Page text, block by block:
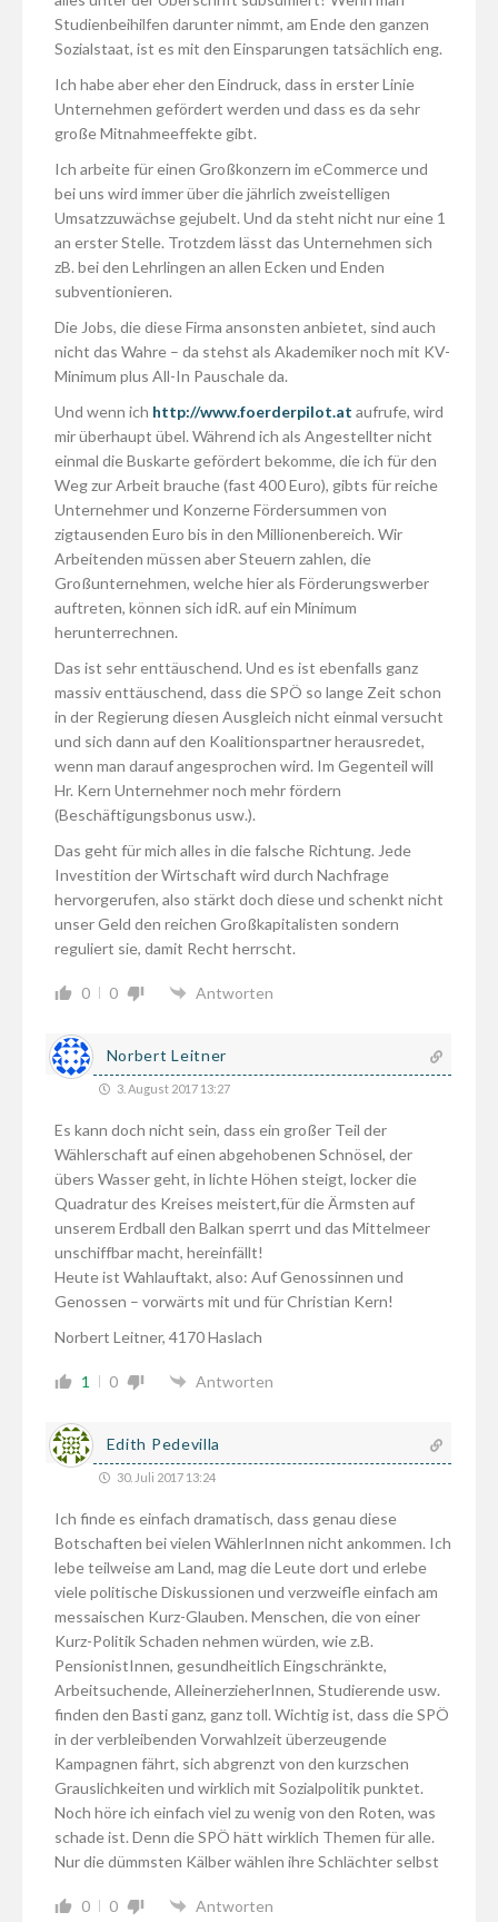
Studienbeihilfen darunter nimmt, am Ende den ganzen
Sozialstaat, ist es mit den Einsparungen tatsächlich eng.
Ich habe aber eher den Eindruck, dass in erster Linie
Unternehmen gefördert werden und dass es da sehr
große Mitnahmeeffekte gibt.
Ich arbeite für einen Großkonzern im eCommerce und
bei uns wird immer über die jährlich zweistelligen
Umsatzzuwächse gejubelt. Und da steht nicht nur eine 1
an erster Stelle. Trotzdem lässt das Unternehmen sich
zB. bei den Lehrlingen an allen Ecken und Enden
subventionieren.
Die Jobs, die diese Firma ansonsten anbietet, sind auch
nicht das Wahre – da stehst als Akademiker noch mit KV-
Minimum plus All-In Pauschale da.
Und wenn ich http://www.foerderpilot.at aufrufe, wird
mir überhaupt übel. Während ich als Angestellter nicht
einmal die Buskarte gefördert bekomme, die ich für den
Weg zur Arbeit brauche (fast 400 Euro), gibts für reiche
Unternehmer und Konzerne Fördersummen von
zigtausenden Euro bis in den Millionenbereich. Wir
Arbeitenden müssen aber Steuern zahlen, die
Großunternehmen, welche hier als Förderungswerber
auftreten, können sich idR. auf ein Minimum
herunterrechnen.
Das ist sehr enttäuschend. Und es ist ebenfalls ganz
massiv enttäuschend, dass die SPÖ so lange Zeit schon
in der Regierung diesen Ausgleich nicht einmal versucht
und sich dann auf den Koalitionspartner herausredet,
wenn man darauf angesprochen wird. Im Gegenteil will
Hr. Kern Unternehmer noch mehr fördern
(Beschäftigungsbonus usw.).
Das geht für mich alles in die falsche Richtung. Jede
Investition der Wirtschaft wird durch Nachfrage
hervorgerufen, also stärkt doch diese und schenkt nicht
unser Geld den reichen Großkapitalisten sondern
reguliert sie, damit Recht herrscht.
0 0 Antworten
Norbert Leitner
3. August 2017 13:27
Es kann doch nicht sein, dass ein großer Teil der
Wählerschaft auf einen abgehobenen Schnösel, der
übers Wasser geht, in lichte Höhen steigt, locker die
Quadratur des Kreises meistert,für die Ärmsten auf
unserem Erdball den Balkan sperrt und das Mittelmeer
unschiffbar macht, hereinfällt!
Heute ist Wahlauftakt, also: Auf Genossinnen und
Genossen – vorwärts mit und für Christian Kern!
Norbert Leitner, 4170 Haslach
1 0 Antworten
Edith Pedevilla
30. Juli 2017 13:24
Ich finde es einfach dramatisch, dass genau diese
Botschaften bei vielen WählerInnen nicht ankommen. Ich
lebe teilweise am Land, mag die Leute dort und erlebe
viele politische Diskussionen und verzweifle einfach am
messaischen Kurz-Glauben. Menschen, die von einer
Kurz-Politik Schaden nehmen würden, wie z.B.
PensionistInnen, gesundheitlich Eingschränkte,
Arbeitsuchende, AlleinerzieherInnen, Studierende usw.
finden den Basti ganz, ganz toll. Wichtig ist, dass die SPÖ
in der verbleibenden Vorwahlzeit überzeugende
Kampagnen fährt, sich abgrenzt von den kurzschen
Grauslichkeiten und wirklich mit Sozialpolitik punktet.
Noch höre ich einfach viel zu wenig von den Roten, was
schade ist. Denn die SPÖ hätt wirklich Themen für alle.
Nur die dümmsten Kälber wählen ihre Schlächter selbst
0 0 Antworten